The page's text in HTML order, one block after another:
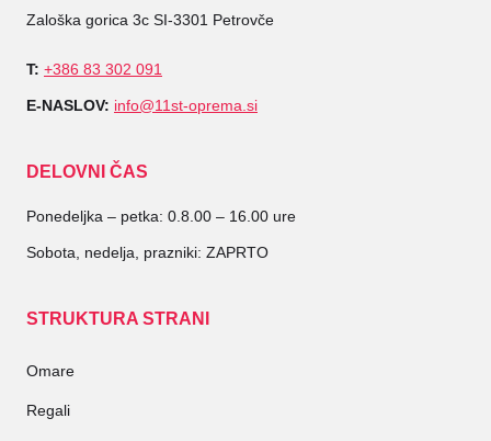
Zaloška gorica 3c SI-3301 Petrovče
T: +386 83 302 091
E-NASLOV: info@11st-oprema.si
DELOVNI ČAS
Ponedeljka – petka: 0.8.00 – 16.00 ure
Sobota, nedelja, prazniki: ZAPRTO
STRUKTURA STRANI
Omare
Regali